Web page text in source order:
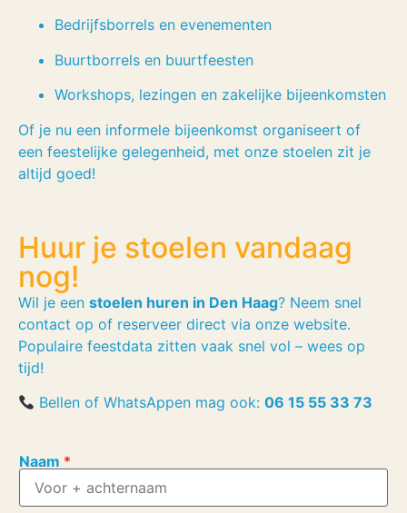
Bedrijfsborrels en evenementen
Buurtborrels en buurtfeesten
Workshops, lezingen en zakelijke bijeenkomsten
Of je nu een informele bijeenkomst organiseert of
een feestelijke gelegenheid, met onze stoelen zit je
altijd goed!
Huur je stoelen vandaag
nog!
Wil je een stoelen huren in Den Haag? Neem snel
contact op of reserveer direct via onze website.
Populaire feestdata zitten vaak snel vol – wees op
tijd!
Bellen of WhatsAppen mag ook:06 15 55 33 73
Naam *